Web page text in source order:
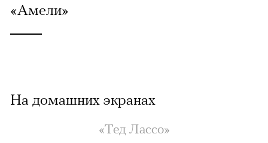
«Амели»
На домашних экранах
«Тед Лассо»